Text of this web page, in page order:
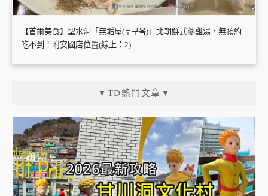
【首爾美食】聖水洞「無垢屋(무구옥)」北朝鮮式蔘雞湯，無預約
吃不到！附安國店位置(線上：2)
▼TD熱門文章▼